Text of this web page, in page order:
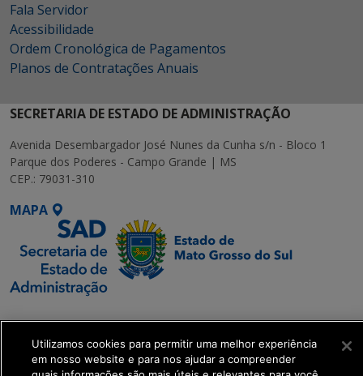
Fala Servidor
Acessibilidade
Ordem Cronológica de Pagamentos
Planos de Contratações Anuais
SECRETARIA DE ESTADO DE ADMINISTRAÇÃO
Avenida Desembargador José Nunes da Cunha s/n - Bloco 1
Parque dos Poderes - Campo Grande | MS
CEP.: 79031-310
MAPA
SETDIG | Secretaria-
Executiva de
Transformação Digital
Utilizamos cookies para permitir uma melhor experiência
em nosso website e para nos ajudar a compreender